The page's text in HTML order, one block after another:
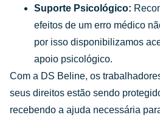
Suporte Psicológico:
efeitos de um erro médico
por isso disponibilizamos
apoio psicológico.
Com a DS Beline, os
seus direitos estão sendo
recebendo a ajuda necessária